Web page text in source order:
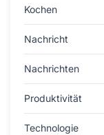
Kochen
Nachricht
Nachrichten
Produktivität
Technologie